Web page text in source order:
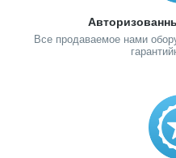
Все продаваемое нами